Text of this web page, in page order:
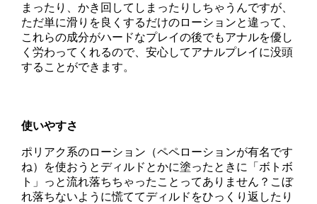
まったり、かき回してしまったりしちゃうんですが、
ただ単に滑りを良くするだけのローションと違って、
これらの成分がハードなプレイの後でもアナルを優し
く労わってくれるので、安心してアナルプレイに没頭
することができます。
使いやすさ
ポリアク系のローション（ペペローションが有名です
ね）を使おうとディルドとかに塗ったときに「ボトボ
ト」っと流れ落ちちゃったことってありません？こぼ
れ落ちないように慌ててディルドをひっくり返したり